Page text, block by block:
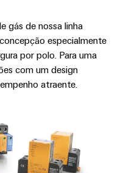
gás de nossa linha
especialmente
por polo. Para uma
com um design
atraente.